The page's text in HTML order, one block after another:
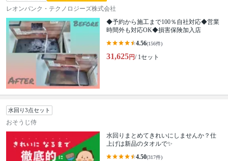
レオンバンク・テクノロジーズ株式会社
◆予約から施工まで100％自社対応◆営業
時間外も対応OK◆損害保険加入店
4.56(156件)
31,625円/ 1セット
水回り3点セット
おそうじ侍
水回りまとめてきれいにしませんか？仕
上げは新品のタオルで✨
4.50(317件)